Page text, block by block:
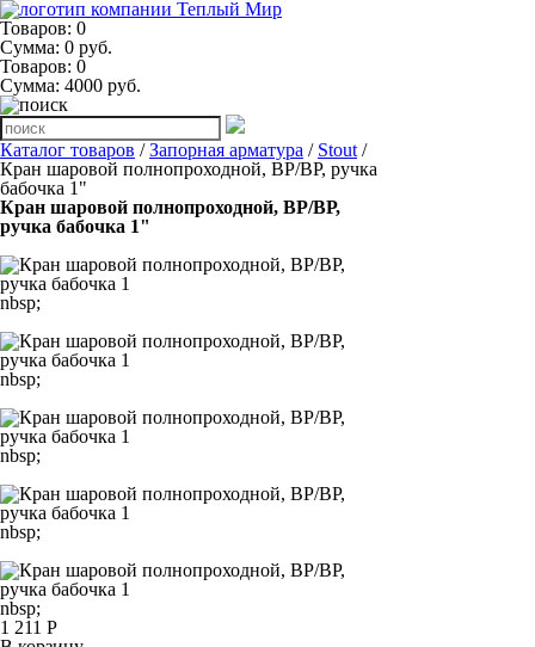
Товаров: 0
Сумма: 0 руб.
Товаров: 0
Сумма: 4000 руб.
Каталог товаров /Запорная арматура / Stout /
Кран шаровой полнопроходной, ВР/ВР, ручка
бабочка 1"
Кран шаровой полнопроходной, ВР/ВР,
ручка бабочка 1"
nbsp;
nbsp;
nbsp;
nbsp;
nbsp;
1 211 Р